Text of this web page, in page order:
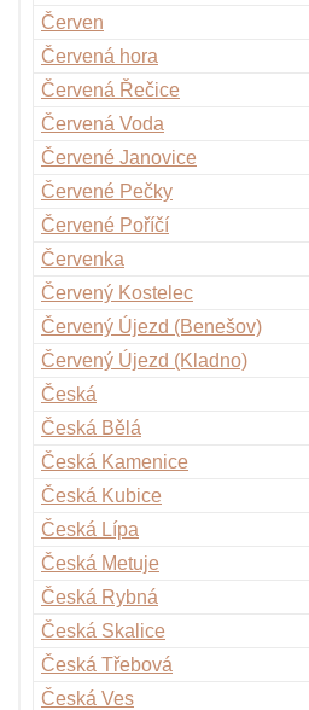
Červen
Červená hora
Červená Řečice
Červená Voda
Červené Janovice
Červené Pečky
Červené Poříčí
Červenka
Červený Kostelec
Červený Újezd (Benešov)
Červený Újezd (Kladno)
Česká
Česká Bělá
Česká Kamenice
Česká Kubice
Česká Lípa
Česká Metuje
Česká Rybná
Česká Skalice
Česká Třebová
Česká Ves